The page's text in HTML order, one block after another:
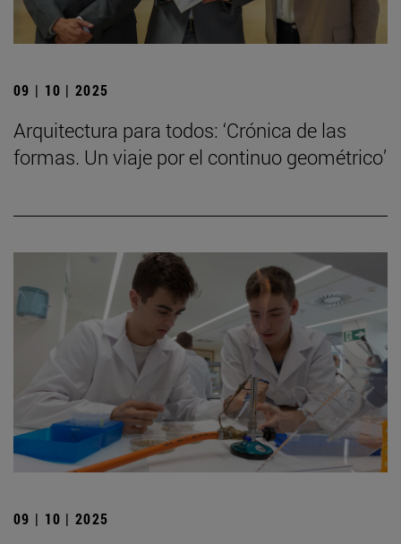
09 | 10 | 2025
Arquitectura para todos: ‘Crónica de las
formas. Un viaje por el continuo geométrico’
09 | 10 | 2025